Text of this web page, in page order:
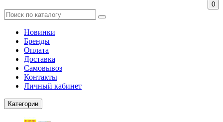
0
Новинки
Бренды
Оплата
Доставка
Самовывоз
Контакты
Личный кабинет
Категории